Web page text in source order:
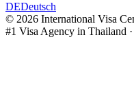
DEDeutsch
© 2026 International Visa
#1 Visa Agency in Thailand